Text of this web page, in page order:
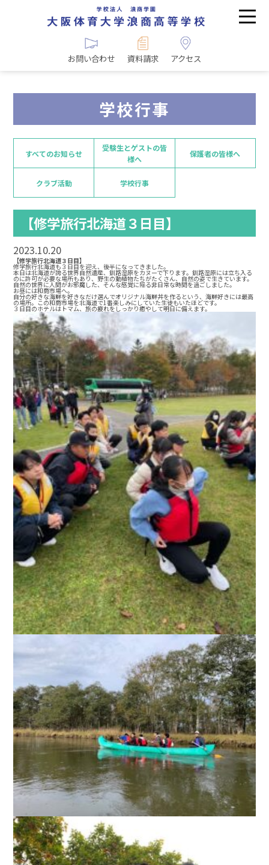
お問い合わせ 資料請求 アクセス
学校行事
すべてのお知らせ
受験生とゲストの皆
様へ
保護者の皆様へ
クラブ活動 学校行事
【修学旅行北海道３日目】
2023.10.20
【修学旅行北海道３日目】
修学旅行北海道も３日目を迎え、後半になってきました。
本日は北海道が誇る世界自然遺産、釧路湿原をカヌーで下ります。釧路湿原には立ち入る
のに許可が必要な場所もあり、野生の動植物たちがたくさん、自然の姿で生きています。
自然の世界に人間がお邪魔した、そんな感覚に陥る非日常な時間を過ごしました。
お昼には和商市場へ。
自分の好きな海鮮を好きなだけ選んでオリジナル海鮮丼を作るという、海鮮好きには最高
の場所。この和商市場を北海道で1番楽しみにしていた生徒もいたほどです。
３日目のホテルはトマム、旅の疲れをしっかり癒やして明日に備えます。